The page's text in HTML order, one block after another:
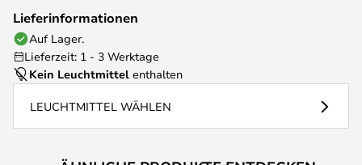
Lieferinformationen
Auf Lager.
Lieferzeit: 1 - 3 Werktage
Kein Leuchtmittel enthalten
LEUCHTMITTEL WÄHLEN